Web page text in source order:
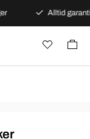
Alltid garanti